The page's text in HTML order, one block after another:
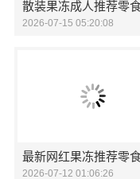
2026-07-15 05:20:08
2026-07-12 01:06:26